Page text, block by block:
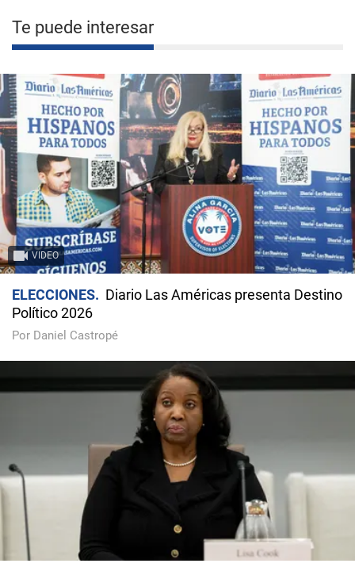
Te puede interesar
VIDEO
ELECCIONES
Diario Las Américas presenta Destino
Político 2026
Por Daniel Castropé